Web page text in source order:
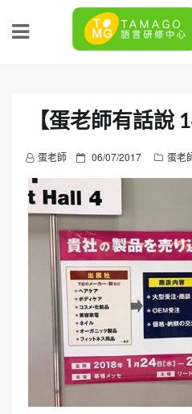
【蛋老師有話說
蛋老師
P
o
t
e
d
o
n
06/07/2017 蛋老